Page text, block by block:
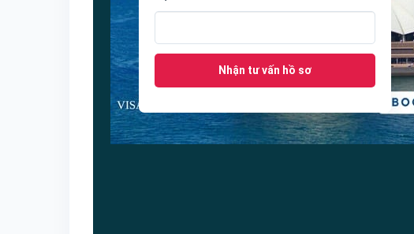
Nhận tư vấn hồ sơ